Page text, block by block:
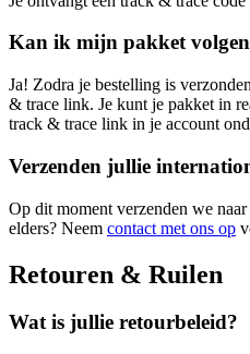
Kan ik mijn pakket
Ja! Zodra je bestelling is
& trace link. Je kunt je pakket in
track & trace link in je account
Verzenden jullie
Op dit moment verzenden we
elders? Neem contact met ons op
Retouren & Ruilen
Wat is jullie retourbeleid?